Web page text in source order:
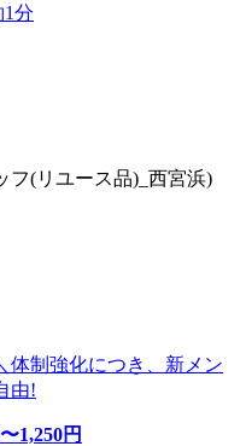
分
フ(リユース品)_西宮浜)
体制強化につき、新メン
由!
1,250円